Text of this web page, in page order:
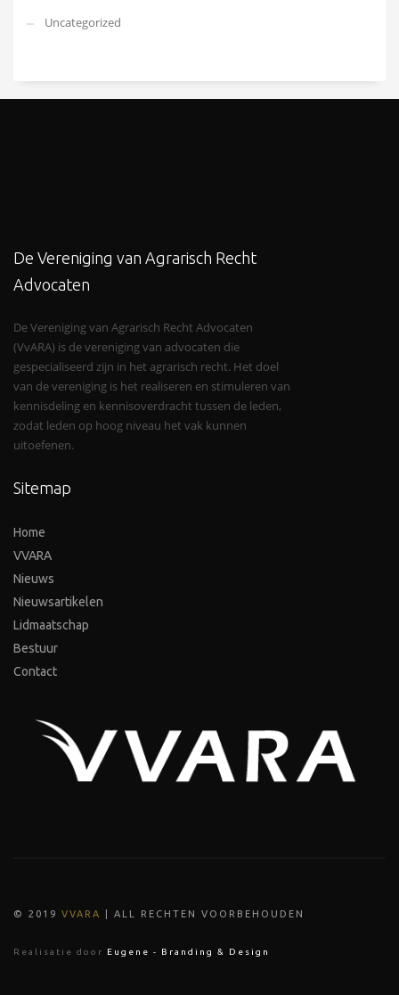
Uncategorized
De Vereniging van Agrarisch Recht
Advocaten
De Vereniging van Agrarisch Recht Advocaten
(VvARA) is de vereniging van advocaten die
gespecialiseerd zijn in het agrarisch recht. Het doel
van de vereniging is het realiseren en stimuleren van
kennisdeling en kennisoverdracht tussen de leden,
zodat leden op hoog niveau het vak kunnen
uitoefenen.
Sitemap
Home
VVARA
Nieuws
Nieuwsartikelen
Lidmaatschap
Bestuur
Contact
© 2019 VVARA | ALL RECHTEN VOORBEHOUDEN
Realisatie door Eugene - Branding & Design